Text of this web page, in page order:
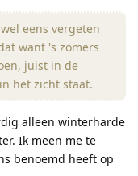
eens vergeten
want 's zomers
juist in de
het zicht staat.
alleen winterharde
Ik meen me te
benoemd heeft op